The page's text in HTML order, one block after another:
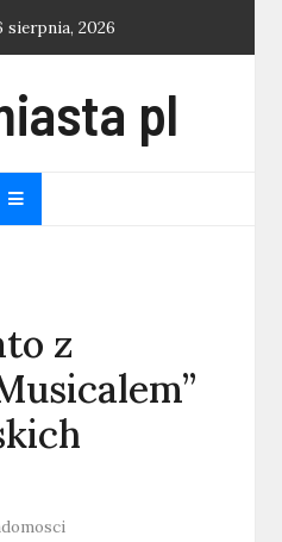
sierpnia, 2026
pl
z